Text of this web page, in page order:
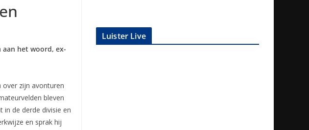
aan het woord, ex-
over zijn avonturen
bleven
de derde divisie en
en sprak hij
Luister Live